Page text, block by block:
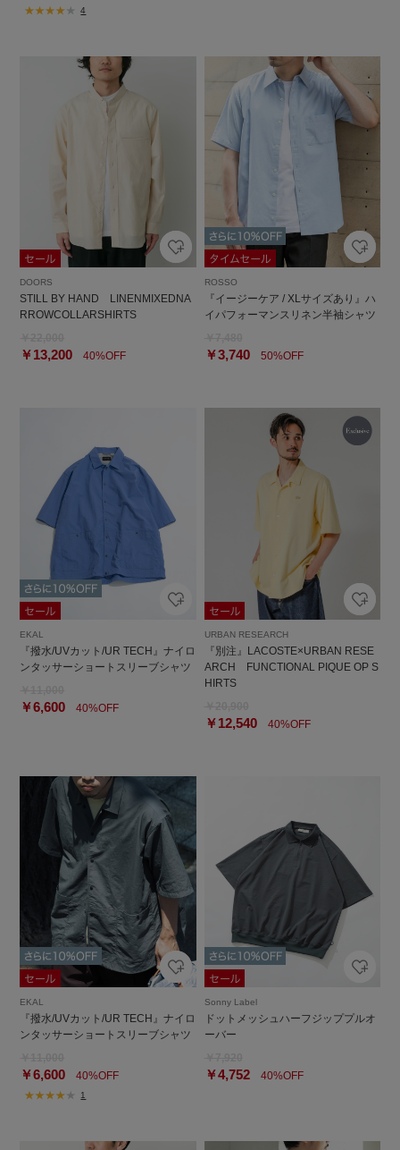
4
DOORS
STILL BY HAND LINENMIXEDNA
RROWCOLLARSHIRTS
￥13,200 40%OFF
ROSSO
『イージーケア / XLサイズあり』ハ
イパフォーマンスリネン半袖シャツ
￥3,74050%OFF
EKAL
『撥水/UVカット/UR TECH』ナイロ
ンタッサーショートスリーブシャツ
￥6,600 40%OFF
URBAN RESEARCH
『別注』LACOSTE×URBAN RESE
ARCH FUNCTIONAL PIQUE OP S
HIRTS
￥12,54040%OFF
EKAL
『撥水/UVカット/UR TECH』ナイロ
ンタッサーショートスリーブシャツ
￥6,600 40%OFF
1
Sonny Label
ドットメッシュハーフジッププルオ
ーバー
￥4,75240%OFF